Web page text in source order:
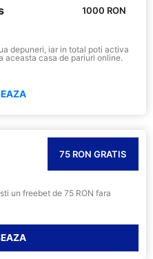
1000 RON
depuneri, iar in total poti activa
aceasta casa de pariuri online.
75 RON GRATIS
un freebet de 75 RON fara